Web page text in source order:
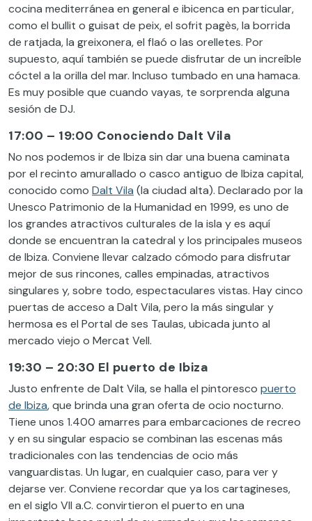
cocina mediterránea en general e ibicenca en particular,
como el bullit o guisat de peix, el sofrit pagès, la borrida
de ratjada, la greixonera, el flaó o las orelletes. Por
supuesto, aquí también se puede disfrutar de un increíble
cóctel a la orilla del mar. Incluso tumbado en una hamaca.
Es muy posible que cuando vayas, te sorprenda alguna
sesión de DJ.
17:00 – 19:00 Conociendo Dalt Vila
No nos podemos ir de Ibiza sin dar una buena caminata
por el recinto amurallado o casco antiguo de Ibiza capital,
conocido como Dalt Vila (la ciudad alta). Declarado por la
Unesco Patrimonio de la Humanidad en 1999, es uno de
los grandes atractivos culturales de la isla y es aquí
donde se encuentran la catedral y los principales museos
de Ibiza. Conviene llevar calzado cómodo para disfrutar
mejor de sus rincones, calles empinadas, atractivos
singulares y, sobre todo, espectaculares vistas. Hay cinco
puertas de acceso a Dalt Vila, pero la más singular y
hermosa es el Portal de ses Taulas, ubicada junto al
mercado viejo o Mercat Vell.
19:30 – 20:30 El puerto de Ibiza
Justo enfrente de Dalt Vila, se halla el pintoresco puerto
de Ibiza, que brinda una gran oferta de ocio nocturno.
Tiene unos 1.400 amarres para embarcaciones de recreo
y en su singular espacio se combinan las escenas más
tradicionales con las tendencias de ocio más
vanguardistas. Un lugar, en cualquier caso, para ver y
dejarse ver. Conviene recordar que ya los cartagineses,
en el siglo VII a.C. convirtieron el puerto en una